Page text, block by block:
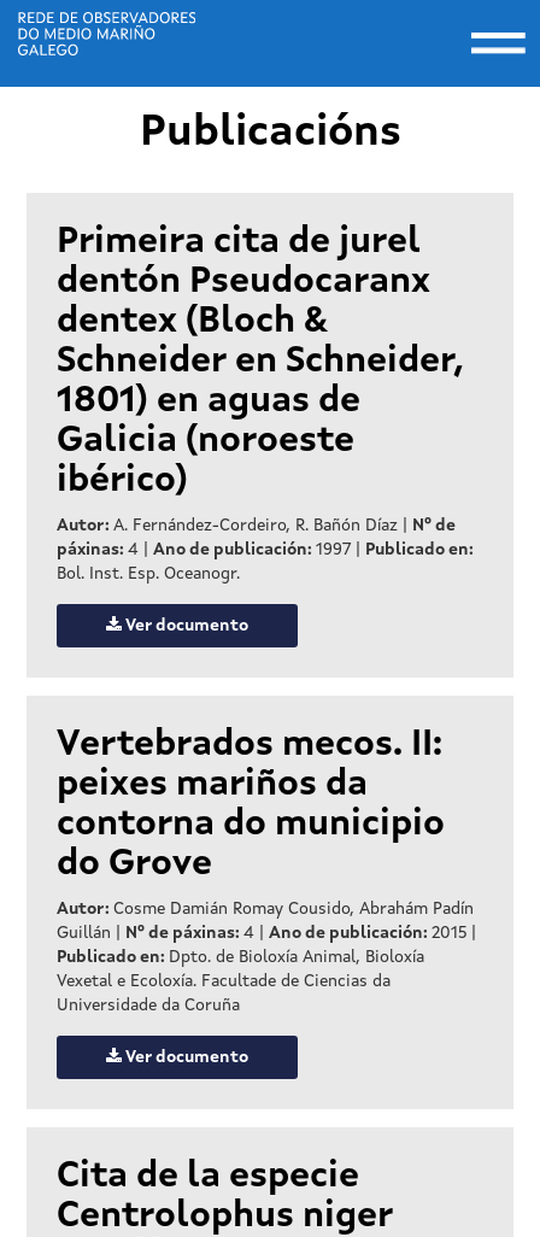
Publicacións
Primeira cita de jurel
dentón Pseudocaranx
dentex (Bloch &
Schneider en Schneider,
1801) en aguas de
Galicia (noroeste
ibérico)
Autor:A. Fernández-Cordeiro, R. Bañón Díaz
Nº de
páxinas:4 |Ano de publicación:1997
Publicado en:
Bol. Inst. Esp. Oceanogr.
Ver documento
Vertebrados mecos. II:
peixes mariños da
contorna do municipio
do Grove
Autor:Cosme Damián Romay Cousido, Abrahám Padín
Guillán
Nº de páxinas:4 |Ano de publicación:2015
Publicado en: Dpto. de Bioloxía Animal, Bioloxía
Vexetal e Ecoloxía. Facultade de Ciencias da
Universidade da Coruña
Ver documento
Cita de la especie
Centrolophus niger